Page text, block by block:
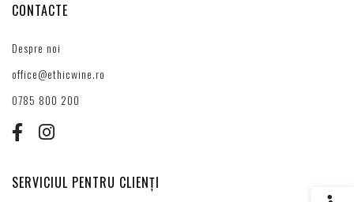
CONTACTE
Despre noi
office@ethicwine.ro
0785 800 200
SERVICIUL PENTRU CLIENȚI